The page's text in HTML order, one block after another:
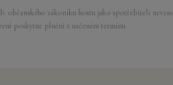
občanského zákoníku hostu jako spotřebiteli
poskytne plnění v určeném termínu.